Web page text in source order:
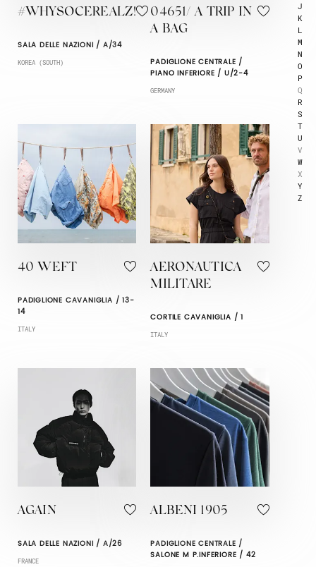
J
K
L
M
N
O
P
Q
R
S
T
U
V
W
X
Y
Z
#WHYSOCEREALZ!
SALA DELLE NAZIONI / A/34
KOREA (SOUTH)
04651/ A TRIP IN
A BAG
PADIGLIONE CENTRALE /
PIANO INFERIORE / U/2-4
GERMANY
40 WEFT
PADIGLIONE CAVANIGLIA / 13-
14
ITALY
AERONAUTICA
MILITARE
CORTILE CAVANIGLIA / 1
ITALY
AGAIN
SALA DELLE NAZIONI / A/26
FRANCE
ALBENI 1905
PADIGLIONE CENTRALE /
SALONE M P.INFERIORE / 42